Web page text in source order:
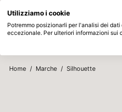
Passa al contenuto
Home / Marche / Silhouette
Utilizziamo i cookie
Potremmo posizionarli per l'analisi dei
eccezionale. Per ulteriori informazioni